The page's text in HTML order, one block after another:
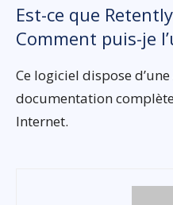
Est-ce que
Comment puis-je
Ce logiciel dispose
documentation
Internet.